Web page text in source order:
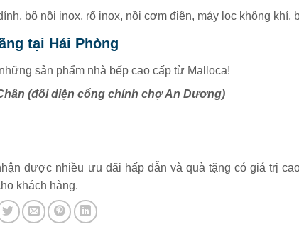
bộ nồi inox, rổ inox, nồi cơm điện, máy lọc không khí,
tại Hải Phòng
sản phẩm nhà bếp cao cấp từ Malloca!
(đối diện cổng chính chợ An Dương)
được nhiều ưu đãi hấp dẫn và quà tặng có giá trị
khách hàng.